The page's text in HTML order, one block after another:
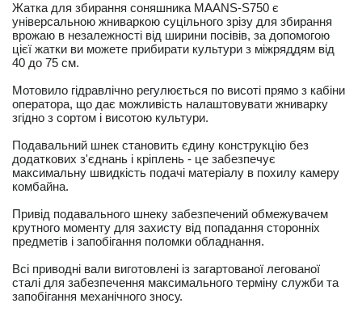
Жатка для збирання соняшника МААNS-S750 є
універсальною жниваркою суцільного зрізу для збирання
врожаю в незалежності від ширини посівів, за допомогою
цієї жатки ви можете прибирати культури з міжряддям від
40 до 75 см.
Мотовило гідравлічно регулюється по висоті прямо з кабіни
оператора, що дає можливість налаштовувати жниварку
згідно з сортом і висотою культури.
Подавальний шнек становить єдину конструкцію без
додаткових з'єднань і кріплень - це забезпечує
максимальну швидкість подачі матеріалу в похилу камеру
комбайна.
Привід подавального шнеку забезпечений обмежувачем
крутного моменту для захисту від попадання сторонніх
предметів і запобігання поломки обладнання.
Всі приводні вали виготовлені із загартованої легованої
сталі для забезпечення максимального терміну служби та
запобігання механічного зносу.